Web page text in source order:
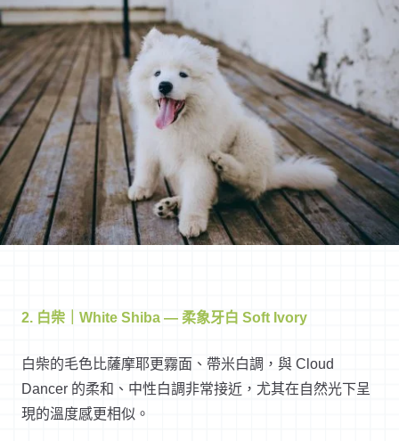
2. 白柴｜White Shiba — 柔象牙白 Soft Ivory
白柴的毛色比薩摩耶更霧面、帶米白調，與 Cloud
Dancer 的柔和、中性白調非常接近，尤其在自然光下呈
現的溫度感更相似。